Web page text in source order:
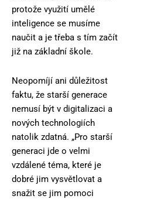
protože využití umělé
inteligence se musíme
naučit a je třeba s tím začít
již na základní škole.
Neopomíjí ani důležitost
faktu, že starší generace
nemusí být v digitalizaci a
nových technologiích
natolik zdatná. „Pro starší
generaci jde o velmi
vzdálené téma, které je
dobré jim vysvětlovat a
snažit se jim pomoci